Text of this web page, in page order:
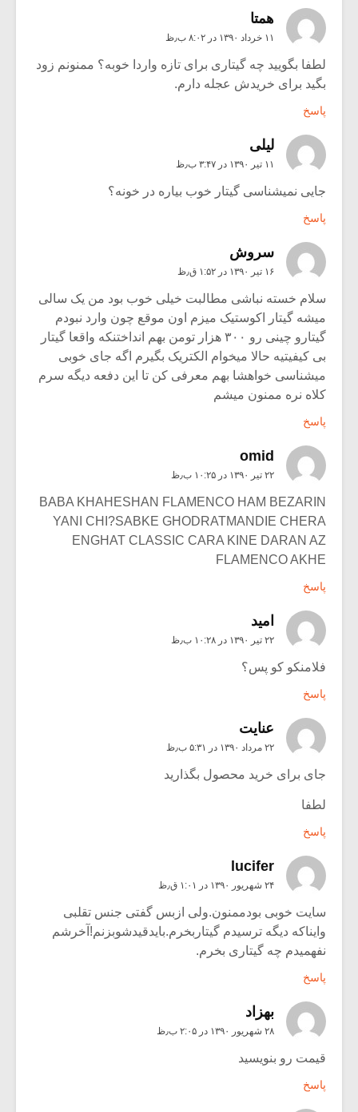
همتا
۱۱ خرداد ۱۳۹۰ در ۸:۰۲ ب٫ظ
لطفا بگویید چه گیتاری برای تازه واردا خوبه؟ ممنونم زود
بگید برای خریدش عجله دارم.
پاسخ
لیلی
۱۱ تیر ۱۳۹۰ در ۳:۴۷ ب٫ظ
جایی نمیشناسی گیتار خوب بیاره در خونه؟
پاسخ
سروش
۱۶ تیر ۱۳۹۰ در ۱:۵۲ ق٫ظ
سلام خسته نباشی مطالبت خیلی خوب بود من یک سالی
میشه گیتار اکوستیک میزم اون موقع چون وارد نبودم
گیتارو چینی رو ۳۰۰ هزار تومن بهم انداختنکه واقعا گیتار
بی کیفیتیه حالا میخوام الکتریک بگیرم اگه جای خوبی
میشناسی خواهشا بهم معرفی کن تا این دفعه دیگه سرم
کلاه نره ممنون میشم
پاسخ
omid
۲۲ تیر ۱۳۹۰ در ۱۰:۲۵ ب٫ظ
BABA KHAHESHAN FLAMENCO HAM BEZARIN
YANI CHI?SABKE GHODRATMANDIE CHERA
ENGHAT CLASSIC CARA KINE DARAN AZ
FLAMENCO AKHE
پاسخ
امید
۲۲ تیر ۱۳۹۰ در ۱۰:۲۸ ب٫ظ
فلامنکو کو پس؟
پاسخ
عنايت
۲۲ مرداد ۱۳۹۰ در ۵:۳۱ ب٫ظ
جای برای خرید محصول بگذارید
لطفا
پاسخ
lucifer
۲۴ شهریور ۱۳۹۰ در ۱:۰۱ ق٫ظ
سایت خوبی بودممنون.ولی ازبس گفتی جنس تقلبی
وایناکه دیگه ترسیدم گیتاربخرم.بایدقیدشوبزنم‏!آخرشم
نفهمیدم چه گیتاری بخرم‏.
پاسخ
بهزاد
۲۸ شهریور ۱۳۹۰ در ۲:۰۵ ب٫ظ
قیمت رو بنویسید
پاسخ